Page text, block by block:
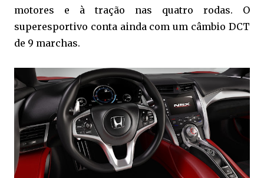
motores e à tração nas quatro rodas. O
superesportivo conta ainda com um câmbio DCT
de 9 marchas.